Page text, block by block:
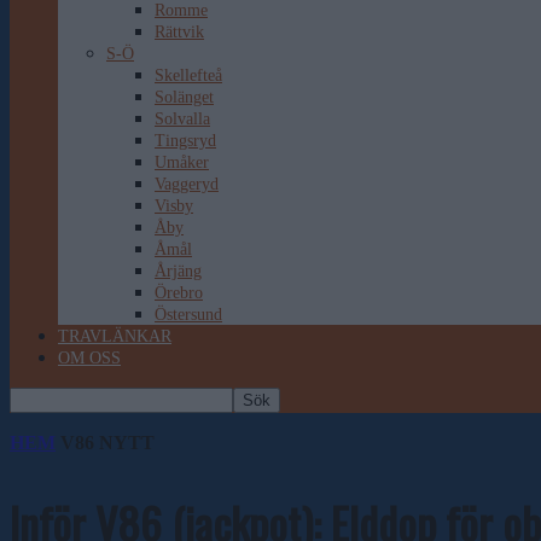
Romme
Rättvik
S-Ö
Skellefteå
Solänget
Solvalla
Tingsryd
Umåker
Vaggeryd
Visby
Åby
Åmål
Årjäng
Örebro
Östersund
TRAVLÄNKAR
OM OSS
HEM V86 NYTT
Inför V86 (jackpot): Elddop för